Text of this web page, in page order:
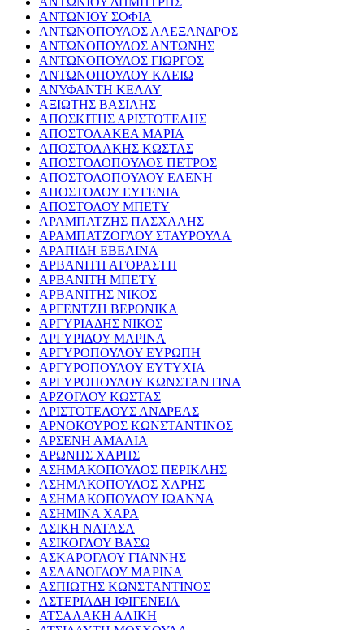
ΑΝΤΩΝΙΟΥ ΣΟΦΙΑ
ΑΝΤΩΝΟΠΟΥΛΟΣ ΑΛΕΞΑΝΔΡΟΣ
ΑΝΤΩΝΟΠΟΥΛΟΣ ΑΝΤΩΝΗΣ
ΑΝΤΩΝΟΠΟΥΛΟΣ ΓΙΩΡΓΟΣ
ΑΝΤΩΝΟΠΟΥΛΟΥ ΚΛΕΙΩ
ΑΝΥΦΑΝΤΗ ΚΕΛΛΥ
ΑΞΙΩΤΗΣ ΒΑΣΙΛΗΣ
ΑΠΟΣΚΙΤΗΣ ΑΡΙΣΤΟΤΕΛΗΣ
ΑΠΟΣΤΟΛΑΚΕΑ ΜΑΡΙΑ
ΑΠΟΣΤΟΛΑΚΗΣ ΚΩΣΤΑΣ
ΑΠΟΣΤΟΛΟΠΟΥΛΟΣ ΠΕΤΡΟΣ
ΑΠΟΣΤΟΛΟΠΟΥΛΟΥ ΕΛΕΝΗ
ΑΠΟΣΤΟΛΟΥ ΕΥΓΕΝΙΑ
ΑΠΟΣΤΟΛΟΥ ΜΠΕΤΥ
ΑΡΑΜΠΑΤΖΗΣ ΠΑΣΧΑΛΗΣ
ΑΡΑΜΠΑΤΖΟΓΛΟΥ ΣΤΑΥΡΟΥΛΑ
ΑΡΑΠΙΔΗ ΕΒΕΛΙΝΑ
ΑΡΒΑΝΙΤΗ ΑΓΟΡΑΣΤΗ
ΑΡΒΑΝΙΤΗ ΜΠΕΤΥ
ΑΡΒΑΝΙΤΗΣ ΝΙΚΟΣ
ΑΡΓΕΝΤΖΗ ΒΕΡΟΝΙΚΑ
ΑΡΓΥΡΙΑΔΗΣ ΝΙΚΟΣ
ΑΡΓΥΡΙΔΟΥ ΜΑΡΙΝΑ
ΑΡΓΥΡΟΠΟΥΛΟΥ ΕΥΡΩΠΗ
ΑΡΓΥΡΟΠΟΥΛΟΥ ΕΥΤΥΧΙΑ
ΑΡΓΥΡΟΠΟΥΛΟΥ ΚΩΝΣΤΑΝΤΙΝΑ
ΑΡΖΟΓΛΟΥ ΚΩΣΤΑΣ
ΑΡΙΣΤΟΤΕΛΟΥΣ ΑΝΔΡΕΑΣ
ΑΡΝΟΚΟΥΡΟΣ ΚΩΝΣΤΑΝΤΙΝΟΣ
ΑΡΣΕΝΗ ΑΜΑΛΙΑ
ΑΡΩΝΗΣ ΧΑΡΗΣ
ΑΣΗΜΑΚΟΠΟΥΛΟΣ ΠΕΡΙΚΛΗΣ
ΑΣΗΜΑΚΟΠΟΥΛΟΣ ΧΑΡΗΣ
ΑΣΗΜΑΚΟΠΟΥΛΟΥ ΙΩΑΝΝΑ
ΑΣΗΜΙΝΑ ΧΑΡΑ
ΑΣΙΚΗ ΝΑΤΑΣΑ
ΑΣΙΚΟΓΛΟΥ ΒΑΣΩ
ΑΣΚΑΡΟΓΛΟΥ ΓΙΑΝΝΗΣ
ΑΣΛΑΝΟΓΛΟΥ ΜΑΡΙΝΑ
ΑΣΠΙΩΤΗΣ ΚΩΝΣΤΑΝΤΙΝΟΣ
ΑΣΤΕΡΙΑΔΗ ΙΦΙΓΕΝΕΙΑ
ΑΤΣΑΛΑΚΗ ΑΛΙΚΗ